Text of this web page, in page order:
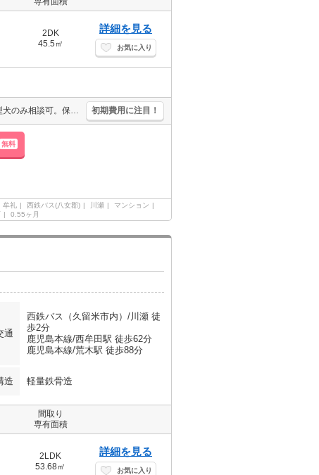
2DK
45.5㎡
詳細を見る
お気に入り
追い焚き機能付きバス。オールフローリング。エアコン1基付き。小型犬のみ相談可。保証会社加入要(初回月額総額30%、月次月額総額1%)。 初期費用に注目！
無料
牟礼 西鉄バス(八女郡) 川瀬
マンション
0.55ヶ月
通
西鉄バス（久留米市内）/川瀬 徒
歩2分
鹿児島本線/西牟田駅 徒歩62分
鹿児島本線/荒木駅 徒歩88分
造 軽量鉄骨造
間取り
専有面積
2LDK
53.68㎡
詳細を見る
お気に入り